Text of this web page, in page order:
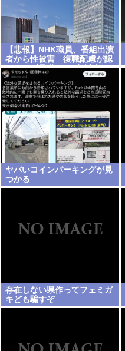
【悲報】NHK職員、番組出演
者から性被害 復職配慮が認
められず異動まで3年以上
ヤバいコインパーキングが見
つかる
存在しない県作ってフェミガ
キども騙すぞ